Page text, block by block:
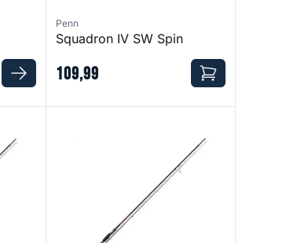
Penn
Squadron IV SW Spin
109,99